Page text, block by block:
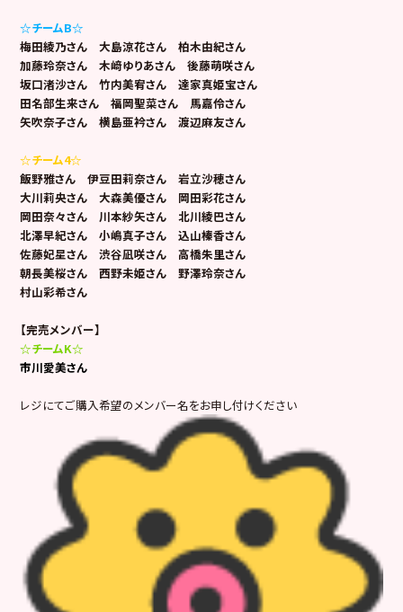
☆チームB☆
梅田綾乃さん 大島涼花さん 柏木由紀さん
加藤玲奈さん 木﨑ゆりあさん 後藤萌咲さん
坂口渚沙さん 竹内美宥さん 達家真姫宝さん
田名部生来さん 福岡聖菜さん 馬嘉伶さん
矢吹奈子さん 横島亜衿さん 渡辺麻友さん
☆チーム4☆
飯野雅さん 伊豆田莉奈さん 岩立沙穂さん
大川莉央さん 大森美優さん 岡田彩花さん
岡田奈々さん 川本紗矢さん 北川綾巴さん
北澤早紀さん 小嶋真子さん 込山榛香さん
佐藤妃星さん 渋谷凪咲さん 高橋朱里さん
朝長美桜さん 西野未姫さん 野澤玲奈さん
村山彩希さん
【完売メンバー】
☆チームK☆
市川愛美さん
レジにてご購入希望のメンバー名をお申し付けください